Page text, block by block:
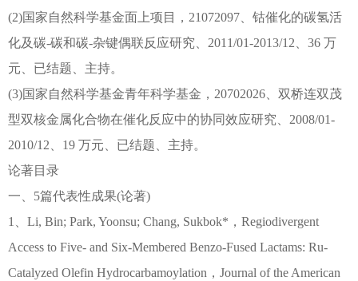
(2)国家自然科学基金面上项目，21072097、钴催化的碳氢活
化及碳-碳和碳-杂键偶联反应研究、2011/01-2013/12、36 万
元、已结题、主持。
(3)国家自然科学基金青年科学基金，20702026、双桥连双茂
型双核金属化合物在催化反应中的协同效应研究、2008/01-
2010/12、19 万元、已结题、主持。
论著目录
一、5篇代表性成果(论著)
1、Li, Bin; Park, Yoonsu; Chang, Sukbok*，Regiodivergent
Access to Five- and Six-Membered Benzo-Fused Lactams: Ru-
Catalyzed Olefin Hydrocarbamoylation，Journal of the American